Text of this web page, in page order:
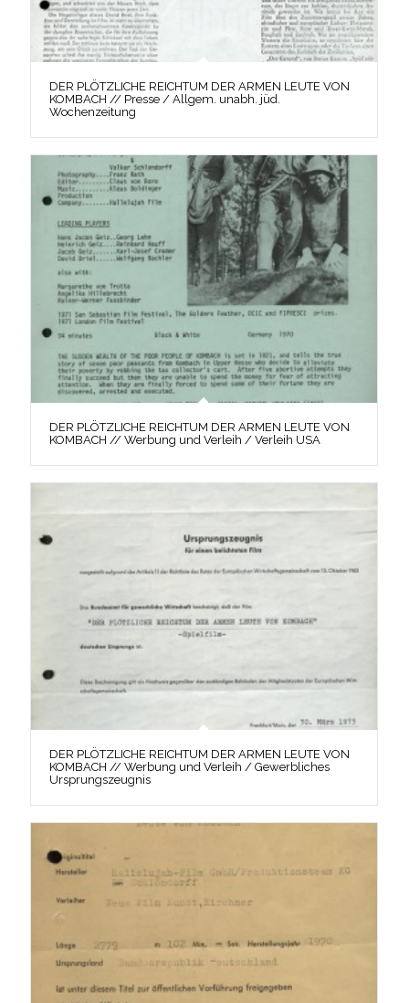
DER PLÖTZLICHE REICHTUM DER ARMEN LEUTE VON
KOMBACH // Presse / Allgem. unabh. jüd.
Wochenzeitung
DER PLÖTZLICHE REICHTUM DER ARMEN LEUTE VON
KOMBACH // Werbung und Verleih / Verleih USA
DER PLÖTZLICHE REICHTUM DER ARMEN LEUTE VON
KOMBACH // Werbung und Verleih / Gewerbliches
Ursprungszeugnis